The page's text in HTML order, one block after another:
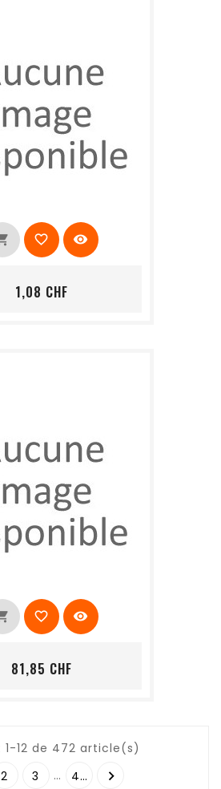
favorite_border visibility
1,08 CHF
favorite_border visibility
81,85 CHF
12 de 472 article(s)
2 3 … 40 